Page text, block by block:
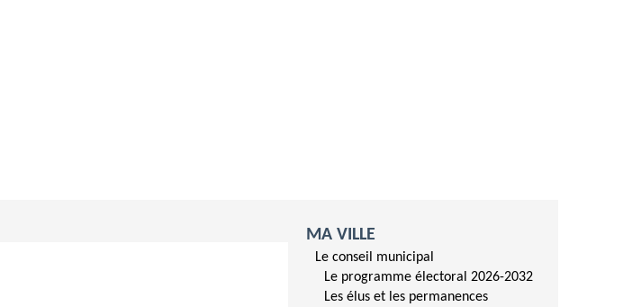
MA VILLE
Le conseil municipal
Le programme électoral 2026-2032
Les élus et les permanences